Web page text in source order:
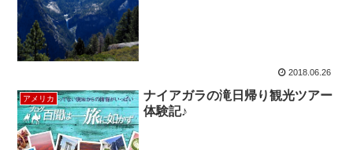
2018.06.26
アメリカ
ナイアガラの滝日帰り観光ツアー
体験記♪